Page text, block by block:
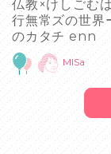
仏教×けしごむ
行無常ズの世界
のカタチ enn
MISa